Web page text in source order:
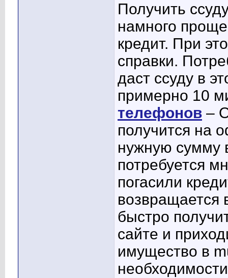
Получить
намного
кредит. При
справки.
даст ссуду в
примерно 10
телефонов –
получится на
нужную сумму
потребуется
погасили
возвращается
быстро
сайте и
имущество в